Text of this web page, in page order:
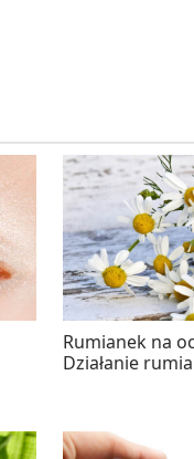
Rumianek na
Działanie